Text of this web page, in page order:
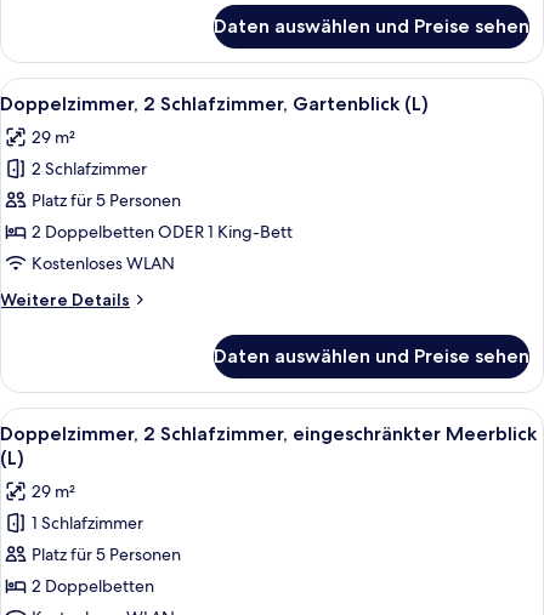
2 Schlafzimmer
(L)
Daten auswählen und Preise sehen
Alle
Fotos
für
Doppelzimmer,
2 Schlafzimmer,
Gartenblick
(L)
Ein Hotelzimmer mit zwei Betten,
6
Doppelzimmer, 2 Schlafzimmer, Gartenblick (L)
29 m²
2 Schlafzimmer
Platz für 5 Personen
2 Doppelbetten ODER 1 King-Bett
Kostenloses WLAN
Weitere Details
Weitere
2 Schlafzimmer,
Gartenblick
(L)
Daten auswählen und Preise sehen
Alle
Fotos
für
Doppelzimmer,
2 Schlafzimmer,
eingeschränkter
Meerblick
Ein Hotelzimmer mit einem großen
5
Doppelzimmer, 2 Schlafzimmer, eingeschränkter Meerblick
(L)
29 m²
1 Schlafzimmer
Platz für 5 Personen
2 Doppelbetten